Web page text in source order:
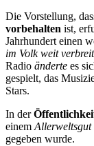
Die Vorstellung,
vorbehalten ist,
Jahrhundert einen
im Volk weit
Radio änderte es
gespielt, das
Stars.
In der
einemAllerweltsgut
gegeben wurde.